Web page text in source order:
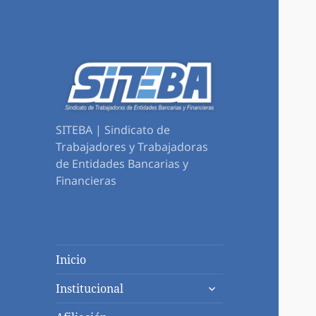
SITEBA | Sindicato de
Trabajadores y Trabajadoras
de Entidades Bancarias y
Financieras
Inicio
Institucional
expandir